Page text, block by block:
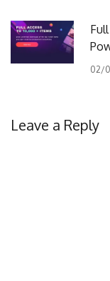
02/
Leave a Reply